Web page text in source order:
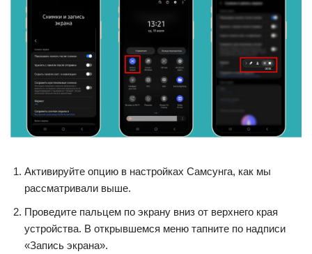
Активируйте опцию в настройках Самсунга, как мы
рассматривали выше.
Проведите пальцем по экрану вниз от верхнего края
устройства. В открывшемся меню тапните по надписи
«Запись экрана».